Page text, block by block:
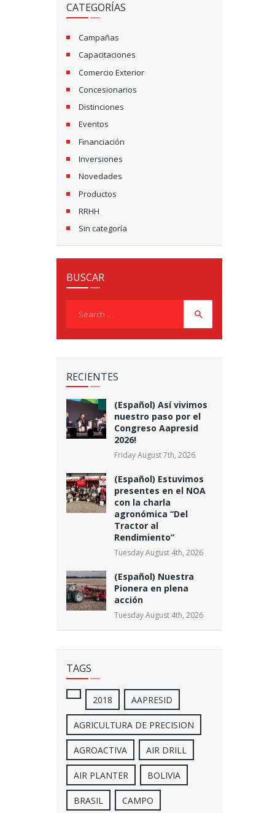
CATEGORÍAS
Campañas
Capacitaciones
Comercio Exterior
Concesionarios
Distinciones
Eventos
Financiación
Inversiones
Novedades
Productos
RRHH
Sin categoría
BUSCAR
RECIENTES
(Español) Así vivimos
nuestro paso por el
Congreso Aapresid
2026!
Friday August 7th, 2026
(Español) Estuvimos
presentes en el NOA
con la charla
agronómica “Del
Tractor al
Rendimiento”
Tuesday August 4th, 2026
(Español) Nuestra
Pionera en plena
acción
Tuesday August 4th, 2026
TAGS
2018 AAPRESID
AGRICULTURA DE PRECISION
AGROACTIVA AIR DRILL
AIR PLANTER BOLIVIA
BRASIL CAMPO